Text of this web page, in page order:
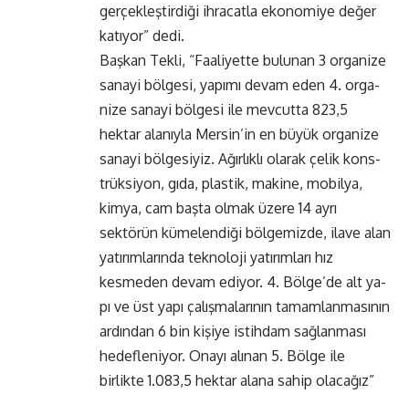
gerçekleştirdiği ihracatla ekono­miye değer
katıyor” dedi.
Başkan Tekli, “Faaliyette bu­lunan 3 organize
sanayi bölge­si, yapımı devam eden 4. orga­
nize sanayi bölgesi ile mevcutta 823,5
hektar alanıyla Mersin’in en büyük organize
sanayi bölge­siyiz. Ağırlıklı olarak çelik kons­
trüksiyon, gıda, plastik, maki­ne, mobilya,
kimya, cam başta olmak üzere 14 ayrı
sektörün kümelendiği bölgemizde, ila­ve alan
yatırımlarında teknolo­ji yatırımları hız
kesmeden de­vam ediyor. 4. Bölge’de alt ya­
pı ve üst yapı çalışmalarının tamamlanmasının
ardından 6 bin kişiye istihdam sağlanma­sı
hedefleniyor. Onayı alınan 5. Bölge ile
birlikte 1.083,5 hektar alana sahip olacağız”